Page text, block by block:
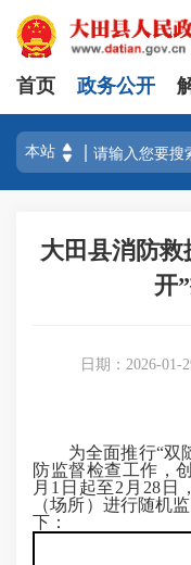
首页 政务公开
大田县消防
开
日期：2026-01-
为全面推行“双随
防监督检查工作，
月1日起至2 月28日
（场所）进行随机
下：